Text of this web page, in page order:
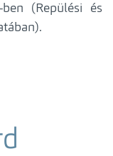
-ben (Repülési és